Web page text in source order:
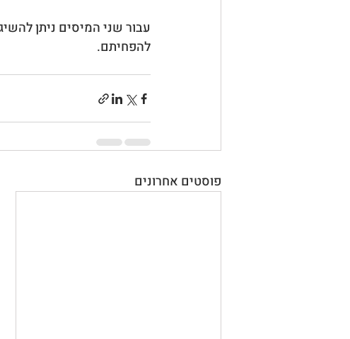
עבור שני המיסים ניתן
להפחיתם.
פוסטים אחרונים